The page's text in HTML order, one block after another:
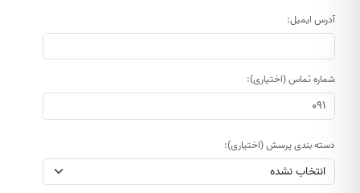
آدرس ایمیل:
شماره تماس (اختیاری):
دسته بندی پرسش (اختیاری):